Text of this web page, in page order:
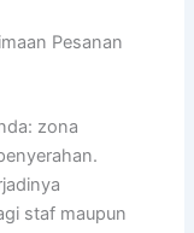
Pesanan
zona
staf maupun